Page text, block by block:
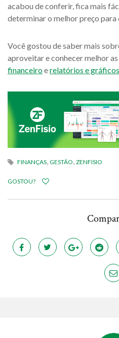
acabou de conferir, fica mais
determinar o melhor preço
Você gostou de saber mais
aproveitar e conhecer melhor
financeiroerelatórios e gráficos
FINANÇAS GESTÃO ZENFISIO
GOSTOU?